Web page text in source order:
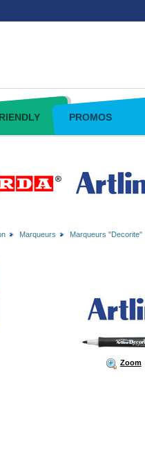
PROMOS
Marqueurs Marqueurs "Decorite"
Zoom